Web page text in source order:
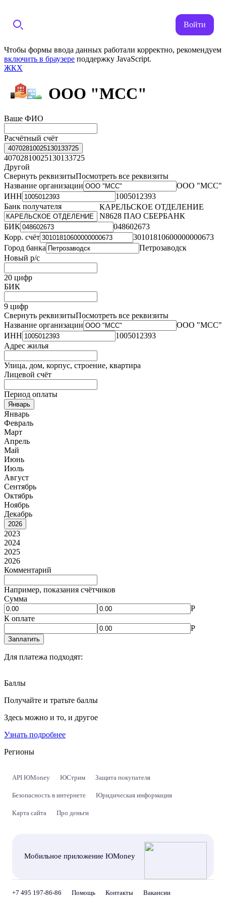
Войти
Чтобы формы ввода данных работали корректно, рекомендуем
включить в браузере поддержку JavaScript.
ЖКХ
ООО "МСС"
Ваше ФИО
Расчётный счёт
40702810025130133725
40702810025130133725
Другой
Свернуть реквизитыПосмотреть все реквизиты
Название организации
ООО "МСС"
ИНН
1005012393
Банк получателя
КАРЕЛЬСКОЕ ОТДЕЛЕНИЕ
N8628 ПАО СБЕРБАНК
БИК
048602673
Корр. счёт
30101810600000000673
Город банка
Петрозаводск
Новый р/с
20 цифр
БИК
9 цифр
Свернуть реквизитыПосмотреть все реквизиты
Название организации
ООО "МСС"
ИНН
1005012393
Адрес жилья
Улица, дом, корпус, строение, квартира
Лицевой счёт
Период оплаты
Январь
Январь
Февраль
Март
Апрель
Май
Июнь
Июль
Август
Сентябрь
Октябрь
Ноябрь
Декабрь
2026
2023
2024
2025
2026
Комментарий
Например, показания счётчиков
Сумма
Р
К оплате
Р
Заплатить
Для платежа подходят:
Баллы
Получайте и тратьте баллы
Здесь можно и то, и другое
Узнать подробнее
Регионы
API ЮMoney ЮСтрим Защита покупателя
Безопасность в интернете Юридическая информация
Карта сайта Про деньги
Мобильное приложение ЮMoney
+7 495 197-86-86 Помощь Контакты Вакансии